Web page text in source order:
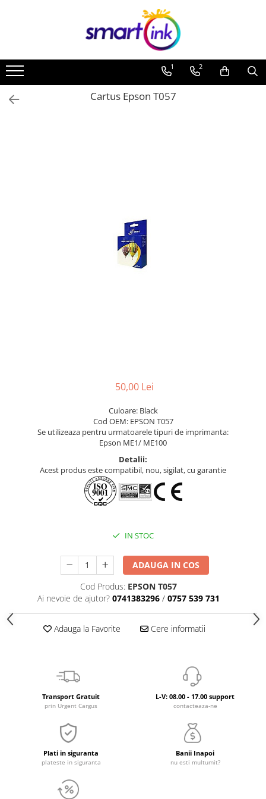
Consumabile
Cartuse si tonere
Pentru firme
1 2
Cartus Epson T057
50,00 Lei
Culoare: Black
Cod OEM: EPSON T057
Se utilizeaza pentru urmatoarele tipuri de imprimanta:
Epson ME1/ ME100
Detalii:
Acest produs este compatibil, nou, sigilat, cu garantie
IN STOC
ADAUGA IN COS
Cod Produs: EPSON T057
Ai nevoie de ajutor? 0741383296 / 0757 539 731
Adauga la Favorite Cere informatii
Transport Gratuit
prin Urgent Cargus
L-V: 08.00 - 17.00 support
contacteaza-ne
Plati in siguranta
plateste in siguranta
Banii Inapoi
nu esti multumit?